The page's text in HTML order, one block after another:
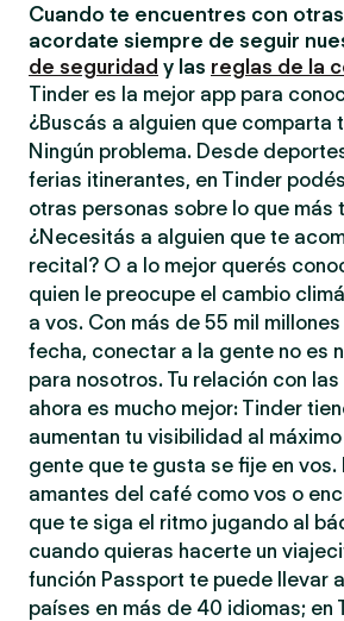
Cuando te encuentres con
acordate siempre de seguir
de seguridad y las reglas de la
Tinder es la mejor app para
¿Buscás a alguien que comparta
Ningún problema. Desde
ferias itinerantes, en Tinder
otras personas sobre lo que más
¿Necesitás a alguien que te
recital? O a lo mejor querés
quien le preocupe el cambio
a vos. Con más de 55 mil
fecha, conectar a la gente no es
para nosotros. Tu relación con
ahora es mucho mejor: Tinder
aumentan tu visibilidad al
gente que te gusta se fije en vos.
amantes del café como vos o
que te siga el ritmo jugando al
cuando quieras hacerte un
función Passport te puede llevar
países en más de 40 idiomas; en